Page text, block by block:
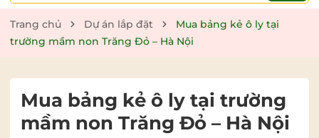
Trang chủ Dự án lắp đặt
Mua bảng kẻ ô ly tại
trường mầm non Trăng Đỏ – Hà Nội
Mua bảng kẻ ô ly tại trường
mầm non Trăng Đỏ – Hà Nội